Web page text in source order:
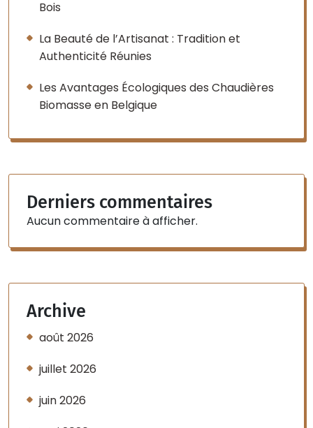
Bois
La Beauté de l’Artisanat : Tradition et
Authenticité Réunies
Les Avantages Écologiques des Chaudières
Biomasse en Belgique
Derniers commentaires
Aucun commentaire à afficher.
Archive
août 2026
juillet 2026
juin 2026